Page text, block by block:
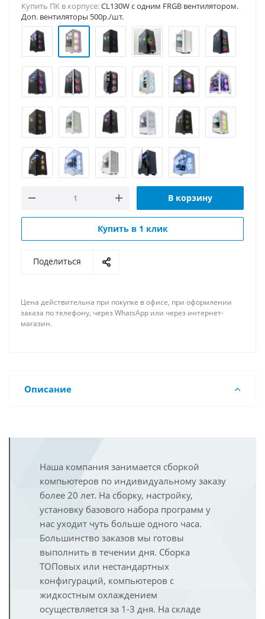
Купить ПК в корпусе:CL130W c одним FRGB вентилятором.
Доп. вентиляторы 500р./шт.
В корзину
Купить в 1 клик
Поделиться
Цена действительна при покупке в офисе, при оформлении
заказа по телефону, через WhatsApp или через интернет-
магазин.
Описание
Наша компания занимается сборкой
компьютеров по индивидуальному заказу
более 20 лет. На сборку, настройку,
установку базового набора программ у
нас уходит чуть больше одного часа.
Большинство заказов мы готовы
выполнить в течении дня. Сборка
ТОПовых или нестандартных
конфигураций, компьютеров с
жидкостным охлаждением
осуществляется за 1-3 дня. На складе